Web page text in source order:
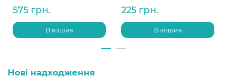
575 грн.
В кошик
225 грн.
В кошик
Нові надходження